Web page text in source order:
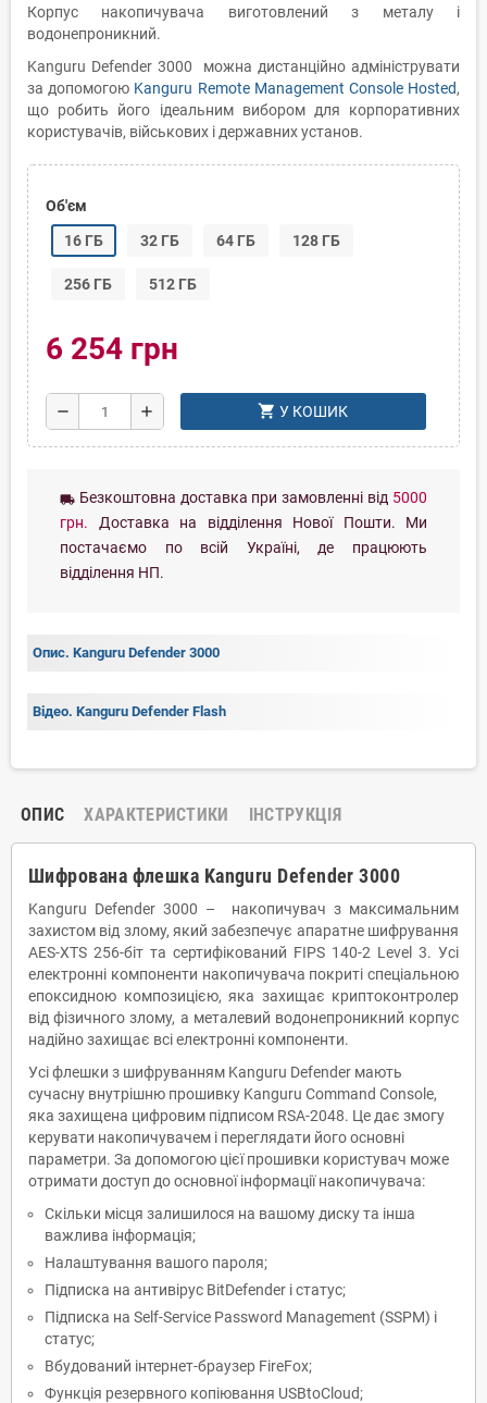
Корпус накопичувача виготовлений з металу і
водонепроникний.
Kanguru Defender 3000 можна дистанційно адмініструвати
за допомогою Kanguru Remote Management Console Hosted,
що робить його ідеальним вибором для корпоративних
користувачів, військових і державних установ.
Об'єм
16 ГБ
32 ГБ 64 ГБ 128 ГБ
256 ГБ 512 ГБ
6 254 грн
remove add shopping_cart У КОШИК
local_shipping Безкоштовна доставка при замовленні від 5000
грн. Доставка на відділення Нової Пошти. Ми
постачаємо по всій Україні, де працюють
відділення НП.
Опис. Kanguru Defender 3000
Відео. Kanguru Defender Flash
ОПИС ХАРАКТЕРИСТИКИ ІНСТРУКЦІЯ
Шифрована флешка Kanguru Defender 3000
Kanguru Defender 3000 – накопичувач з максимальним
захистом від злому, який забезпечує апаратне шифрування
AES-XTS 256-біт та сертифікований FIPS 140-2 Level 3. Усі
електронні компоненти накопичувача покриті спеціальною
епоксидною композицією, яка захищає криптоконтролер
від фізичного злому, а металевий водонепроникний корпус
надійно захищає всі електронні компоненти.
Усі флешки з шифруванням Kanguru Defender мають
сучасну внутрішню прошивку Kanguru Command Console,
яка захищена цифровим підписом RSA-2048. Це дає змогу
керувати накопичувачем і переглядати його основні
параметри. За допомогою цієї прошивки користувач може
отримати доступ до основної інформації накопичувача:
Скільки місця залишилося на вашому диску та інша
важлива інформація;
Налаштування вашого пароля;
Підписка на антивірус BitDefender і статус;
Підписка на Self-Service Password Management (SSPM) і
статус;
Вбудований інтернет-браузер FireFox;
Функція резервного копіювання USBtoCloud;